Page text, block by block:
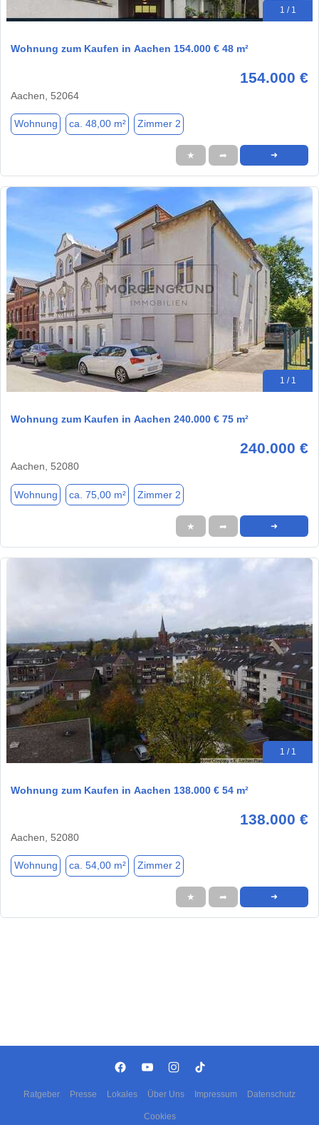
1 / 1
Wohnung zum Kaufen in Aachen 154.000 € 48 m²
154.000 €
Aachen, 52064
Wohnung ca. 48,00 m² Zimmer 2
★ ➦ ➜
1 / 1
Wohnung zum Kaufen in Aachen 240.000 € 75 m²
240.000 €
Aachen, 52080
Wohnung ca. 75,00 m² Zimmer 2
★ ➦ ➜
1 / 1
Wohnung zum Kaufen in Aachen 138.000 € 54 m²
138.000 €
Aachen, 52080
Wohnung ca. 54,00 m² Zimmer 2
★ ➦ ➜
Ratgeber Presse Lokales Über Uns Impressum Datenschutz
Cookies